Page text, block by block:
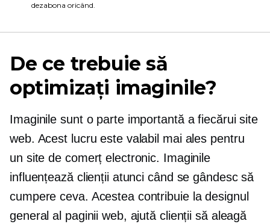
dezabona oricând.
De ce trebuie să
optimizați imaginile?
Imaginile sunt o parte importantă a fiecărui site
web. Acest lucru este valabil mai ales pentru
un site de comerț electronic. Imaginile
influențează clienții atunci când se gândesc să
cumpere ceva. Acestea contribuie la designul
general al paginii web, ajută clienții să aleagă